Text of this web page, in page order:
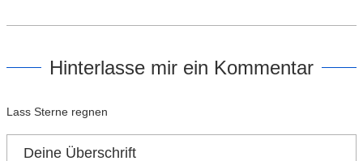
Hinterlasse mir ein Kommentar
Lass Sterne regnen